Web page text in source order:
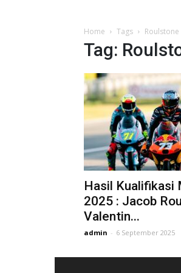
Home Tags Roulstone
Tag:
Hasil Kualifikasi
2025 : Jacob
Valentin...
admin - 6 September 2025